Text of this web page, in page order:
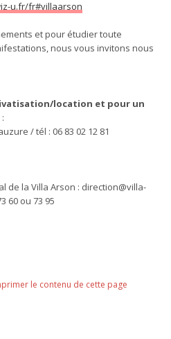
u.fr/fr#villaarson
et pour étudier toute
nous vous invitons nous
location et pour un
/ tél : 06 83 02 12 81
de la Villa Arson : direction@villa-
60 ou 73 95
le contenu de cette page